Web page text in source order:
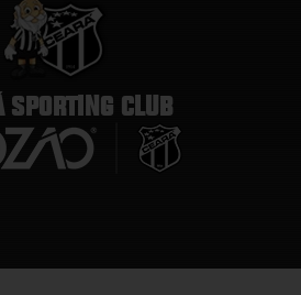
SPORTING CLUB